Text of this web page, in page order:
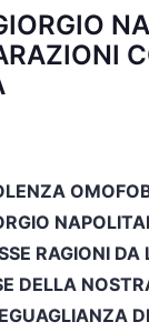
RAGIONI DA
DELLA